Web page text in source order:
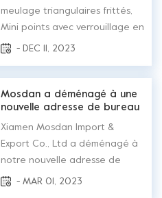
entreprise et nous sommes
enthousi...
meulage triangulaires frittés,
Mini points avec verrouillage en
étoile est conçu pour le
une durée de vie plus
agressive et plus durable que
les tampons en résine
triangulaires, une efficacité
plus élevée et réduit le temps
entre le broyage grossie...
- DEC 11, 2023
Mosdan a déménagé à une
nouvelle adresse de bureau
Xiamen Mosdan Import &
Export Co., Ltd a déménagé à
notre nouvelle adresse de
bureau le 1er mars 2023.La
- MAR 01, 2023